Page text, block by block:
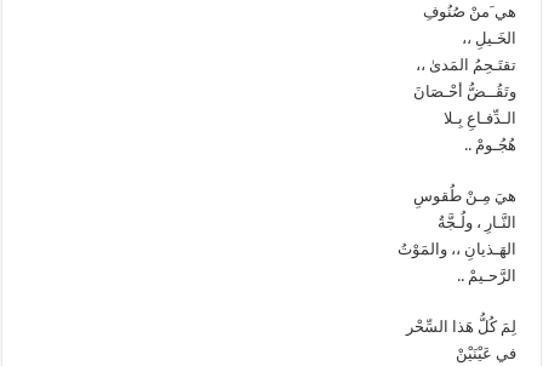
هي َمنْ صُنُوفِ
الخَـيلِ ،،
تقتَـحِمُ المَدىٰ ،،
وتَقُــضُّ أحْـصَانَ
الـدِّفـاعِ بِـلا
هُجُـومْ ..
هيَ مِـنْ طُقوسِ
النَّـارِ ، ولُـجَّةُ
الهَـذيانِ ،، والمَوْتُ
الرَّحـيمْ ..
لِمَ كُلُّ هَذا السِّحْر
في عَيْنَيْنْ